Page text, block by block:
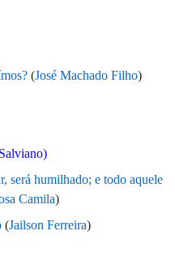
(José Machado Filho)
será humilhado; e todo aquele
Camila)
(Jailson Ferreira)